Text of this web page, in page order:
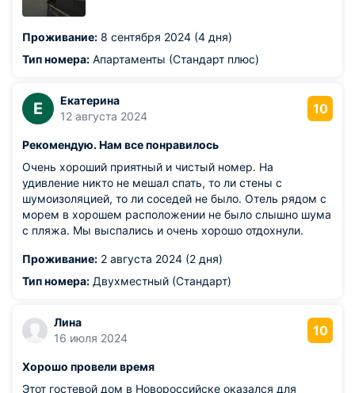
Проживание: 8 сентября 2024 (4 дня)
Тип номера: Апартаменты (Стандарт плюс)
Е
Екатерина
12 августа 2024
10
Рекомендую. Нам все понравилось
Очень хороший приятный и чистый номер. На
удивление никто не мешал спать, то ли стены с
шумоизоляцией, то ли соседей не было. Отель рядом с
морем в хорошем расположении не было слышно шума
с пляжа. Мы выспались и очень хорошо отдохнули.
Проживание: 2 августа 2024 (2 дня)
Тип номера: Двухместный (Стандарт)
Лина
16 июля 2024
10
Хорошо провели время
Этот гостевой дом в Новороссийске оказался для